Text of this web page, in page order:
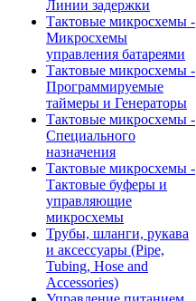
Линии задержки
Тактовые микросхемы -
Микросхемы
управления батареями
Тактовые микросхемы -
Программируемые
таймеры и Генераторы
Тактовые микросхемы -
Специального
назначения
Тактовые микросхемы -
Тактовые буферы и
управляющие
микросхемы
Трубы, шланги, рукава
и аксессуары (Pipe,
Tubing, Hose and
Accessories)